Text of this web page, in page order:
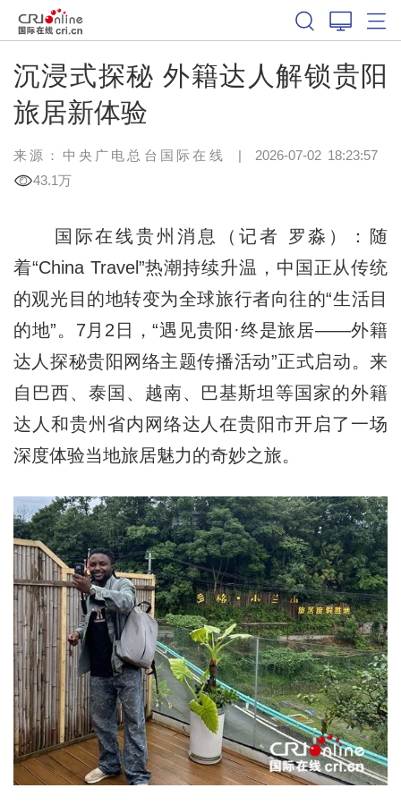
沉浸式探秘 外籍达人解锁贵阳
旅居新体验
来源：中央广电总台国际在线 | 2026-07-02 18:23:57
43.1万
国际在线贵州消息（记者 罗淼）：随
着“China Travel”热潮持续升温，中国正从传统
的观光目的地转变为全球旅行者向往的“生活目
的地”。7月2日，“遇见贵阳·终是旅居——外籍
达人探秘贵阳网络主题传播活动”正式启动。来
自巴西、泰国、越南、巴基斯坦等国家的外籍
达人和贵州省内网络达人在贵阳市开启了一场
深度体验当地旅居魅力的奇妙之旅。